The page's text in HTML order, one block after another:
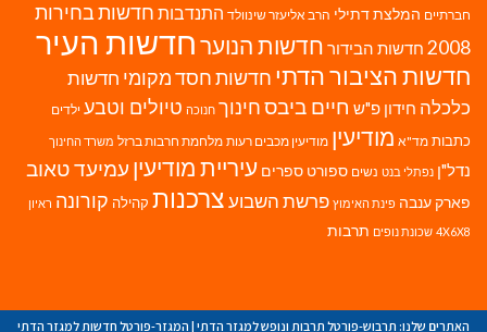
חברתיים המלצת דתילי הרב אליעזר שינוולד התנדבות חדשות בחירות
2008 חדשות הבידור חדשות הנוערחדשות העיר
חדשות הציבור הדתי חדשות חסד מקומי חדשות
כלכלה חידון פ"ש חיים ביבסחינוך חנוכה טיולים וטבע ילדים
כתבות מד"א מודיעין מודיעין מכבים רעות מלחמת חרבות ברזל משרד החינוך
נדל"ן נפתלי בנט נשים ספורט ספרים עיריית מודיעין עמיעד טאוב
פארק ענבה פינת האימוץ פרשת השבועצרכנות קהילה קורונה ראיון
4X6X8 שכונת נופים תרבות
האתרים שלנו: תרבוש-פורטל תרבות ונופש למגזר הדתי | המגזר-פורטל חדשות למגזר הדתי